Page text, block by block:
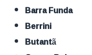
Barra Funda
Berrini
Butantã